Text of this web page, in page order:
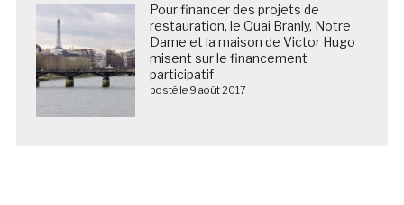
Pour financer des projets de
restauration, le Quai Branly, Notre
Dame et la maison de Victor Hugo
misent sur le financement
participatif
posté le 9 août 2017